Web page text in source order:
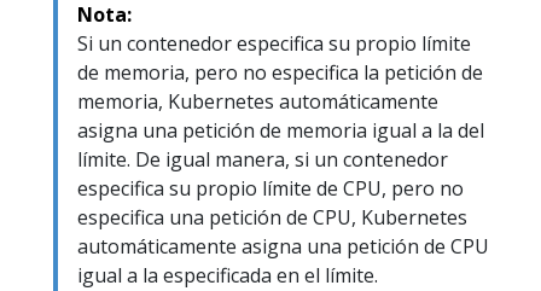
Nota:
Si un contenedor especifica su propio límite
de memoria, pero no especifica la petición de
memoria, Kubernetes automáticamente
asigna una petición de memoria igual a la del
límite. De igual manera, si un contenedor
especifica su propio límite de CPU, pero no
especifica una petición de CPU, Kubernetes
automáticamente asigna una petición de CPU
igual a la especificada en el límite.